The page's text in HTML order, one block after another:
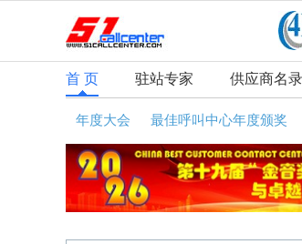
首 页 驻站专家 供应商名录
年度大会 最佳呼叫中心年度颁奖